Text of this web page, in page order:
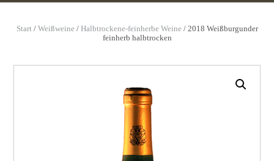
Start/ Weißweine / Halbtrockene-feinherbe Weine / 2018 Weißburgunder
feinherb halbtrocken